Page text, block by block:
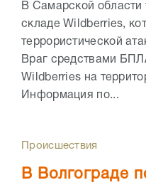
В Самарской области
складе Wildberries,
террористической
Враг средствами
Wildberries на
Информация по...
Происшествия
В Волгограде